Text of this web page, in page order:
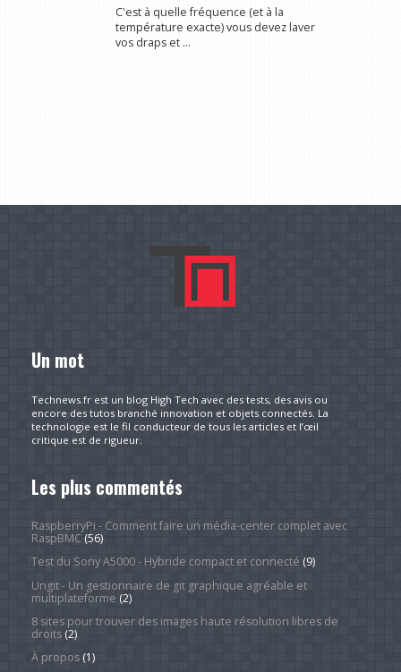
C'est à quelle fréquence (et à la
température exacte) vous devez laver
vos draps et ...
Un mot
Technews.fr est un blog High Tech avec des tests, des avis ou
encore des tutos branché innovation et objets connectés. La
technologie est le fil conducteur de tous les articles et l’œil
critique est de rigueur.
Les plus commentés
RaspberryPi - Comment faire un média-center complet avec
RaspBMC(56)
Test du Sony A5000 - Hybride compact et connecté (9)
Ungit - Un gestionnaire de git graphique agréable et
multiplateforme (2)
8 sites pour trouver des images haute résolution libres de
droits(2)
À propos(1)